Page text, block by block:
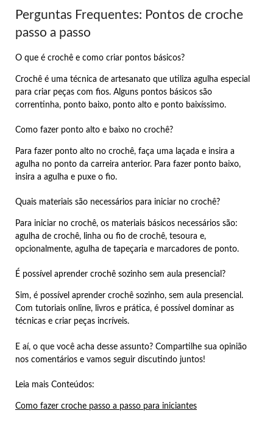
Perguntas Frequentes: Pontos de croche
passo a passo
O que é crochê e como criar pontos básicos?
Crochê é uma técnica de artesanato que utiliza agulha especial
para criar peças com fios. Alguns pontos básicos são
correntinha, ponto baixo, ponto alto e ponto baixíssimo.
Como fazer ponto alto e baixo no crochê?
Para fazer ponto alto no crochê, faça uma laçada e insira a
agulha no ponto da carreira anterior. Para fazer ponto baixo,
insira a agulha e puxe o fio.
Quais materiais são necessários para iniciar no crochê?
Para iniciar no crochê, os materiais básicos necessários são:
agulha de crochê, linha ou fio de crochê, tesoura e,
opcionalmente, agulha de tapeçaria e marcadores de ponto.
É possível aprender crochê sozinho sem aula presencial?
Sim, é possível aprender crochê sozinho, sem aula presencial.
Com tutoriais online, livros e prática, é possível dominar as
técnicas e criar peças incríveis.
E aí, o que você acha desse assunto? Compartilhe sua opinião
nos comentários e vamos seguir discutindo juntos!
Leia mais Conteúdos:
Como fazer croche passo a passo para iniciantes